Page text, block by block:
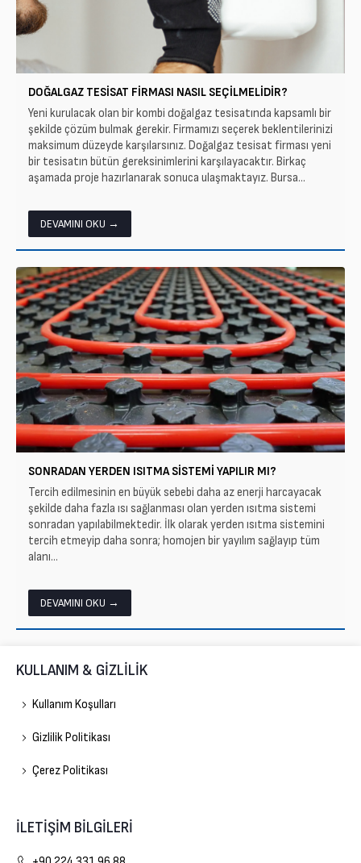
DOĞALGAZ TESISAT FIRMASI NASIL SEÇILMELIDIR?
Yeni kurulacak olan bir kombi doğalgaz tesisatında kapsamlı bir
şekilde çözüm bulmak gerekir. Firmamızı seçerek beklentilerinizi
maksimum düzeyde karşılarsınız. Doğalgaz tesisat firması yeni
bir tesisatın bütün gereksinimlerini karşılayacaktır. Birkaç
aşamada proje hazırlanarak sonuca ulaşmaktayız. Bursa...
DEVAMINI OKU →
SONRADAN YERDEN ISITMA SISTEMI YAPILIR MI?
Tercih edilmesinin en büyük sebebi daha az enerji harcayacak
şekilde daha fazla ısı sağlanması olan yerden ısıtma sistemi
sonradan yapılabilmektedir. İlk olarak yerden ısıtma sistemini
tercih etmeyip daha sonra; homojen bir yayılım sağlayıp tüm
alanı...
DEVAMINI OKU →
KULLANIM & GİZLİLİK
Kullanım Koşulları
Gizlilik Politikası
Çerez Politikası
İLETİŞİM BİLGİLERİ
Gelişim Doğalgaz